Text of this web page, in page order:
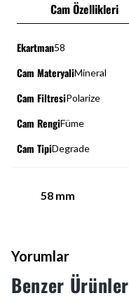
Cam Özellikleri
Ekartman58
Cam MateryaliMineral
Cam FiltresiPolarize
Cam RengiFüme
Cam TipiDegrade
58 mm
Yorumlar
Benzer Ürünler